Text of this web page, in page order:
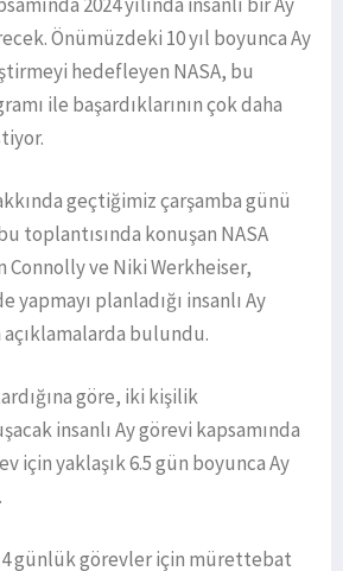
Önümüzdeki 10 yıl boyunca Ay
hedefleyen NASA, bu
ile başardıklarının çok daha
geçtiğimiz çarşamba günü
toplantısında konuşan NASA
Connolly ve Niki Werkheiser,
planladığı insanlı Ay
bulundu.
göre, iki kişilik
insanlı Ay görevi kapsamında
için yaklaşık 6.5 gün boyunca Ay
günlük görevler için mürettebat